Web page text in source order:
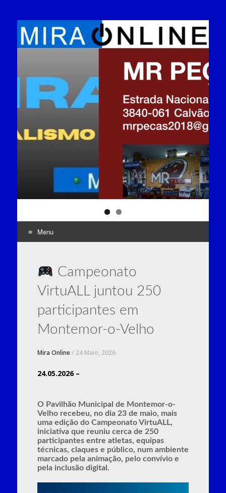
Menu
content
Campeonato
VirtuALL juntou 250
participantes em
Montemor-o-Velho
Mira Online/ 24 Maio, 2026
24.05.2026 –
O Pavilhão Municipal de Montemor-o-
Velhorecebeu, no dia 23 de maio, mais
uma edição do Campeonato VirtuALL,
iniciativa que reuniu cerca de 250
participantes entre atletas, equipas
técnicas, claques e público, num ambiente
marcado pela animação, pelo convívio e
pela inclusão digital.